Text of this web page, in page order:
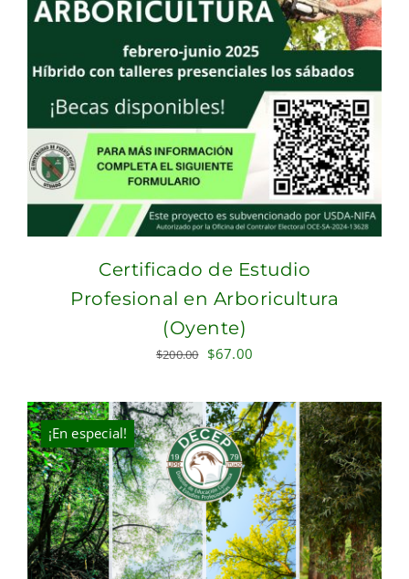
Certificado de Estudio
Profesional en Arboricultura
(Oyente)
$200.00 Original
was:
$200.00.
$67.00
is:
$67.00.
¡En especial!